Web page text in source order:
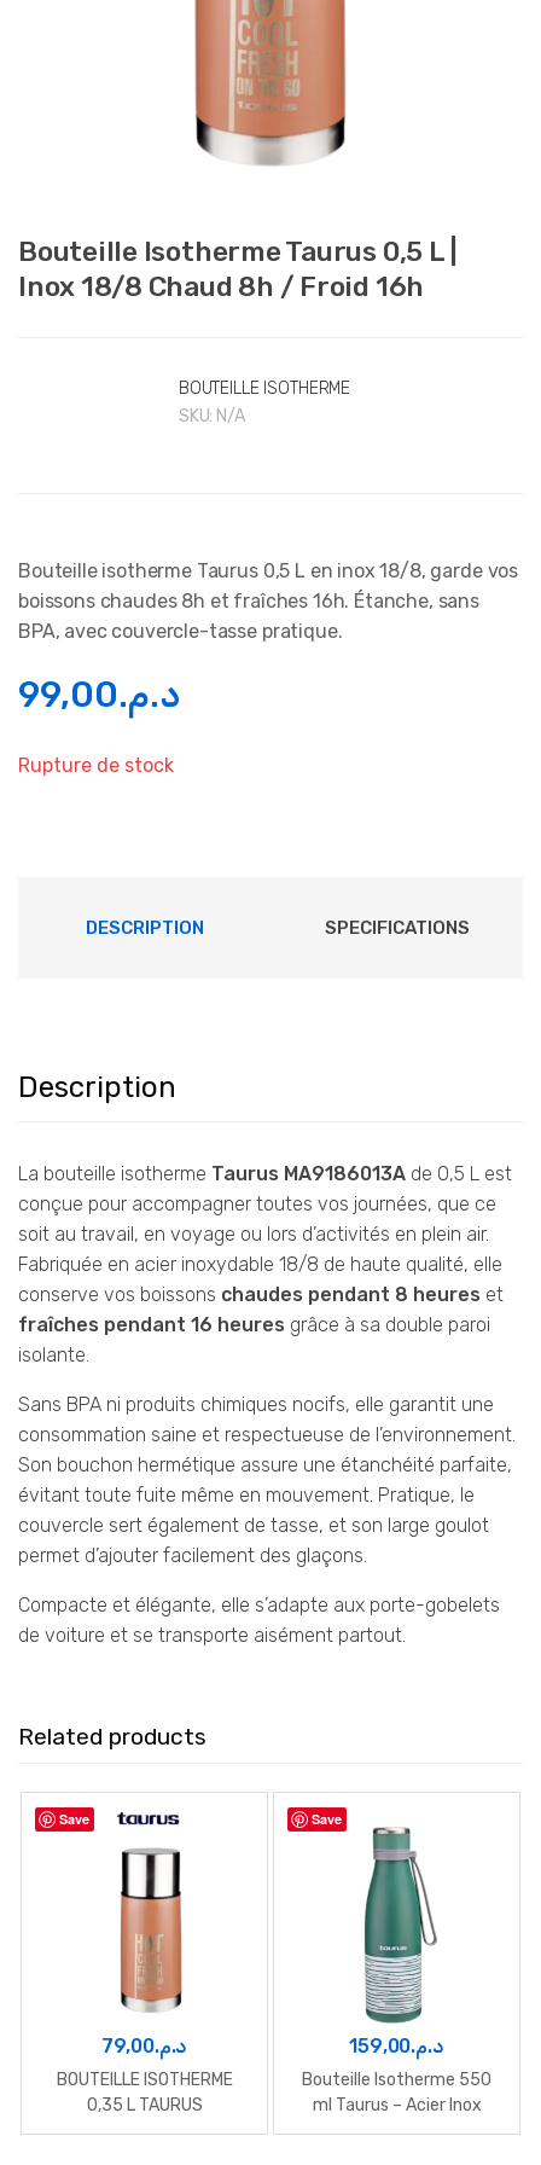
Bouteille Isotherme Taurus 0,5 L |
Inox 18/8 Chaud 8h / Froid 16h
BOUTEILLE ISOTHERME
SKU: N/A
Bouteille isotherme Taurus 0,5 L en inox 18/8, garde vos
boissons chaudes 8h et fraîches 16h. Étanche, sans
BPA, avec couvercle-tasse pratique.
د.م.99,00
Rupture de stock
DESCRIPTION SPECIFICATIONS
Description
La bouteille isotherme Taurus MA9186013A de 0,5 L est
conçue pour accompagner toutes vos journées, que ce
soit au travail, en voyage ou lors d’activités en plein air.
Fabriquée en acier inoxydable 18/8 de haute qualité, elle
conserve vos boissons chaudes pendant 8 heures et
fraîches pendant 16 heures grâce à sa double paroi
isolante.
Sans BPA ni produits chimiques nocifs, elle garantit une
consommation saine et respectueuse de l’environnement.
Son bouchon hermétique assure une étanchéité parfaite,
évitant toute fuite même en mouvement. Pratique, le
couvercle sert également de tasse, et son large goulot
permet d’ajouter facilement des glaçons.
Compacte et élégante, elle s’adapte aux porte-gobelets
de voiture et se transporte aisément partout.
Related products
Save
د.م.79,00
BOUTEILLE ISOTHERME
0,35 L TAURUS
Save
د.م.159,00
Bouteille Isotherme 550
ml Taurus – Acier Inox